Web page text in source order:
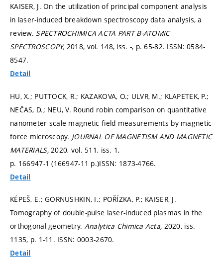
KAISER, J. On the utilization of principal component analysis
in laser-induced breakdown spectroscopy data analysis, a
review. SPECTROCHIMICA ACTA PART B-ATOMIC
SPECTROSCOPY, 2018, vol. 148, iss. -, p. 65-82. ISSN: 0584-
8547.
Detail
HU, X.; PUTTOCK, R.; KAZAKOVA, O.; ULVR, M.; KLAPETEK, P.;
NEČAS, D.; NEU, V. Round robin comparison on quantitative
nanometer scale magnetic field measurements by magnetic
force microscopy. JOURNAL OF MAGNETISM AND MAGNETIC
MATERIALS, 2020, vol. 511, iss. 1,
p. 166947-1 (166947-11 p.)ISSN: 1873-4766.
Detail
KÉPEŠ, E.; GORNUSHKIN, I.; POŘÍZKA, P.; KAISER, J.
Tomography of double-pulse laser-induced plasmas in the
orthogonal geometry. Analytica Chimica Acta, 2020, iss.
1135, p. 1-11. ISSN: 0003-2670.
Detail